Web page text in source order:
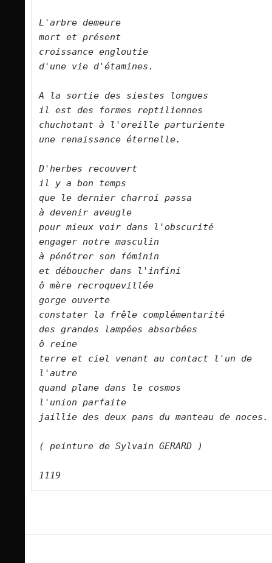
L'arbre demeure
mort et présent
croissance engloutie
d'une vie d'étamines.
A la sortie des siestes longues
il est des formes reptiliennes
chuchotant à l'oreille parturiente
une renaissance éternelle.
D'herbes recouvert
il y a bon temps
que le dernier charroi passa
à devenir aveugle
pour mieux voir dans l'obscurité
engager notre masculin
à pénétrer son féminin
et déboucher dans l'infini
ô mère recroquevillée
gorge ouverte
constater la frêle complémentarité
des grandes lampées absorbées
ô reine
terre et ciel venant au contact l'un de
l'autre
quand plane dans le cosmos
l'union parfaite
jaillie des deux pans du manteau de noces.
( peinture de Sylvain GERARD )
1119